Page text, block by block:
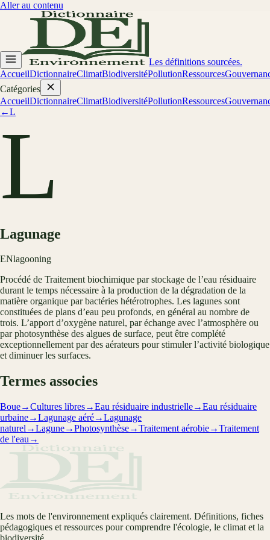
Aller au contenu
Les définitions sourcées.
AccueilDictionnaireClimatBiodiversitéPollutionRessources
Catégories
AccueilDictionnaireClimatBiodiversitéPollutionRessources
←L
L
Lagunage
ENlagooning
Procédé de Traitement biochimique par stockage de l’eau résiduaire
durant le temps nécessaire à la production de la dégradation de la
matière organique par bactéries hétérotrophes. Les lagunes sont
constituées de plans d’eau peu profonds, en général au nombre de
trois. L’apport d’oxygène naturel, par échange avec l’atmosphère ou
par photosynthèse des algues de surface, peut être complété
exceptionnellement par des aérateurs pour stimuler l’activité biologique
et diminuer les surfaces.
Termes associes
Boue→Cultures libres→Eau résiduaire industrielle→Eau résiduaire
urbaine→Lagunage aéré→Lagunage
naturel →Lagune→Photosynthèse→Traitement aérobie→Traitement
de l'eau →
Les mots de l'environnement expliqués clairement. Définitions, fiches
pédagogiques et ressources pour comprendre l'écologie, le climat et la
biodiversité.